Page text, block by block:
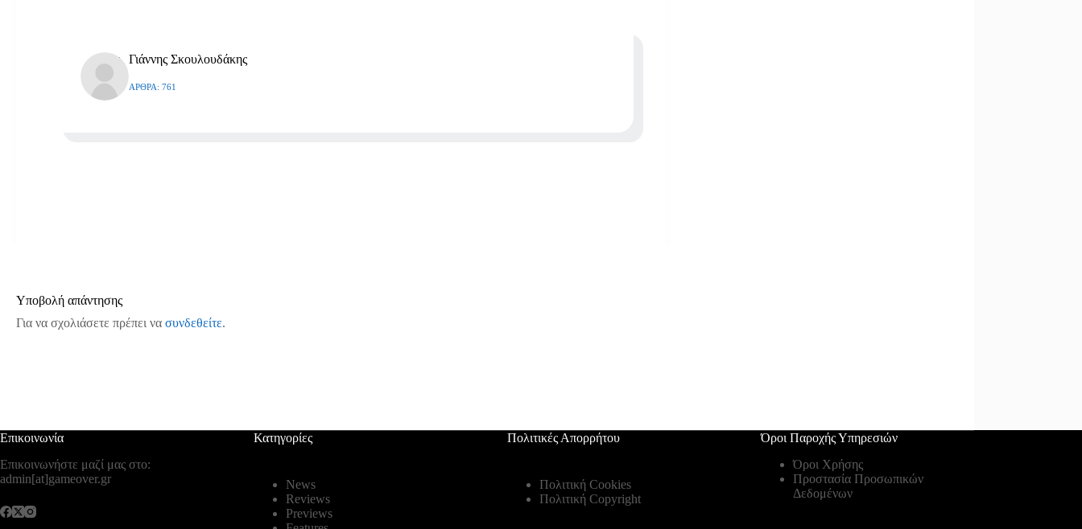
Γιάννης Σκουλουδάκης
ΆΡΘΡΑ: 761
Υποβολή απάντησης
Για να σχολιάσετε πρέπει να συνδεθείτε.
Επικοινωνία
Επικοινωνήστε μαζί μας στο:
admin[at]gameover.gr
Κατηγορίες
News
Reviews
Previews
Πολιτικές Απορρήτου
Πολιτική Cookies
Πολιτική Copyright
Όροι Παροχής Υπηρεσιών
Όροι Χρήσης
Προστασία Προσωπικών
Δεδομένων